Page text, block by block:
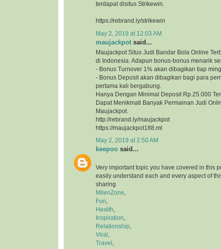
terdapat disitus Strikewin.
https://rebrand.ly/strikewin
May 2, 2019 at 12:03 AM
maujackpot said...
Maujackpot Situs Judi Bandar Bola Online
di Indonesia. Adapun bonus-bonus menarik
- Bonus Turnover 1% akan dibagikan tiap
- Bonus Deposit akan dibagikan bagi para
pertama kali bergabung.
Hanya Dengan Minimal Deposit Rp.25.000
Dapat Menikmati Banyak Permainan Judi
Maujackpot.
http://rebrand.ly/maujackpot
https://maujackpot188.ml
May 2, 2019 at 2:50 AM
keepoo said...
Very important topic you have covered in this
easily understand each and every aspect of
sharing
MilenZone
Fun
Health
Inspiration
Relationship
Viral
Travel